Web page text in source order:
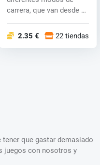
carrera, que van desde el
2.35 € 22 tiendas
que gastar demasiado
juegos con nosotros y